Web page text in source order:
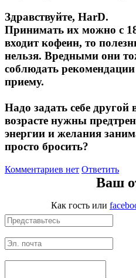
Здравствуйте, HarD.
Принимать их можно с
входит кофеин, то
нельзя. Вредными они
соблюдать
приему.
Надо задать себе
возрасте нужны
энергии и желания
просто бросить?
Комментариев нет Ответить
Ваш
Как гость или